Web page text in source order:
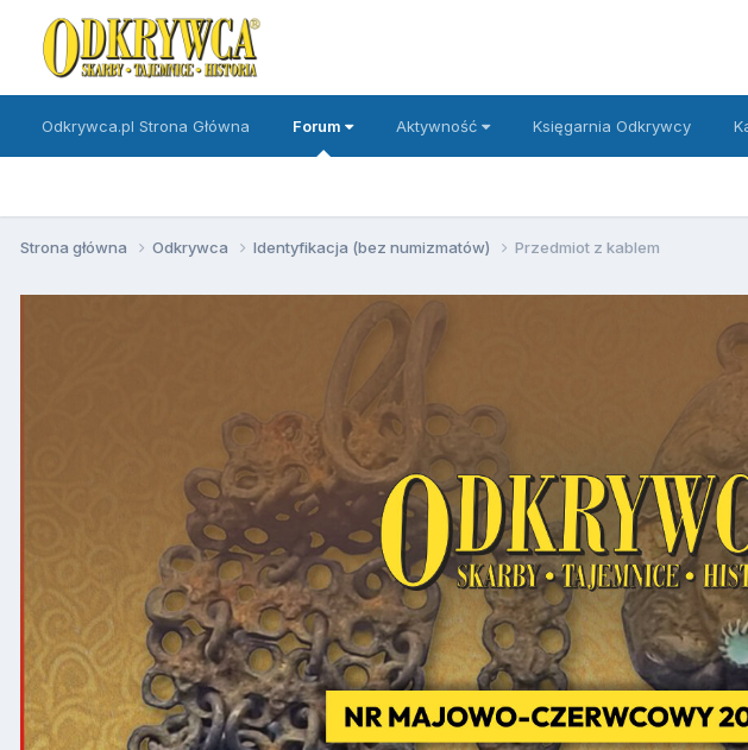
Odkrywca.pl Strona Główna Forum Aktywność Księgarnia Odkrywcy
Strona główna Odkrywca Identyfikacja (bez numizmatów) Przedmiot z kablem